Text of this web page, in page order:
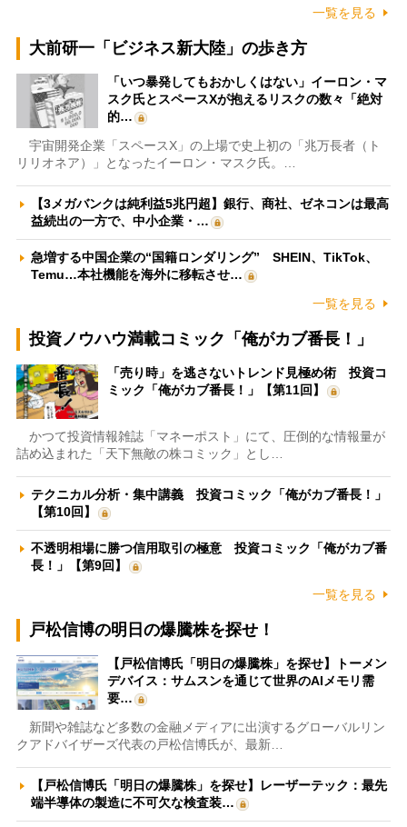
一覧を見る
大前研一「ビジネス新大陸」の歩き方
「いつ暴発してもおかしくはない」イーロン・マ
スク氏とスペースXが抱えるリスクの数々「絶対
的…
宇宙開発企業「スペースX」の上場で史上初の「兆万長者（ト
リリオネア）」となったイーロン・マスク氏。…
【3メガバンクは純利益5兆円超】銀行、商社、ゼネコンは最高
益続出の一方で、中小企業・…
急増する中国企業の“国籍ロンダリング” SHEIN、TikTok、
Temu…本社機能を海外に移転させ…
一覧を見る
投資ノウハウ満載コミック「俺がカブ番長！」
「売り時」を逃さないトレンド見極め術 投資コ
ミック「俺がカブ番長！」【第11回】
かつて投資情報雑誌「マネーポスト」にて、圧倒的な情報量が
詰め込まれた「天下無敵の株コミック」とし…
テクニカル分析・集中講義 投資コミック「俺がカブ番長！」
【第10回】
不透明相場に勝つ信用取引の極意 投資コミック「俺がカブ番
長！」【第9回】
一覧を見る
戸松信博の明日の爆騰株を探せ！
【戸松信博氏「明日の爆騰株」を探せ】トーメン
デバイス：サムスンを通じて世界のAIメモリ需
要…
新聞や雑誌など多数の金融メディアに出演するグローバルリン
クアドバイザーズ代表の戸松信博氏が、最新…
【戸松信博氏「明日の爆騰株」を探せ】レーザーテック：最先
端半導体の製造に不可欠な検査装…